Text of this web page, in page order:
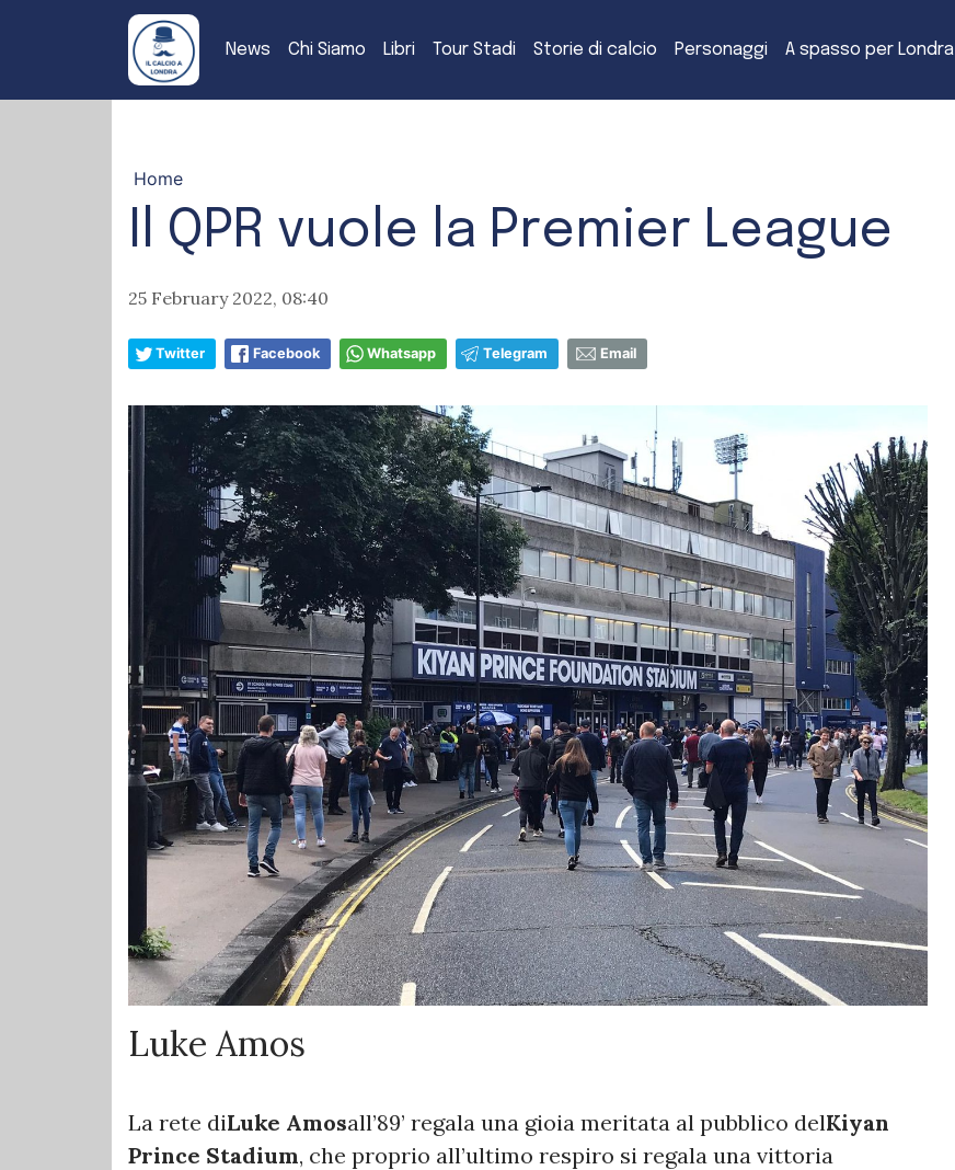
News Chi Siamo Libri Tour Stadi Storie di calcio Personaggi A spasso per Londra
Home
Il QPR vuole la Premier League
25 February 2022, 08:40
Twitter Facebook Whatsapp Telegram Email
Luke Amos
La rete diLuke Amosall’89’ regala una gioia meritata al pubblico delKiyan
Prince Stadium, che proprio all’ultimo respiro si regala una vittoria